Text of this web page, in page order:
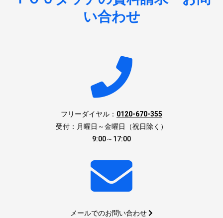
い合わせ
フリーダイヤル： 0120-670-355
受付：月曜日～金曜日（祝日除く）
9:00～17:00
メールでのお問い合わせ